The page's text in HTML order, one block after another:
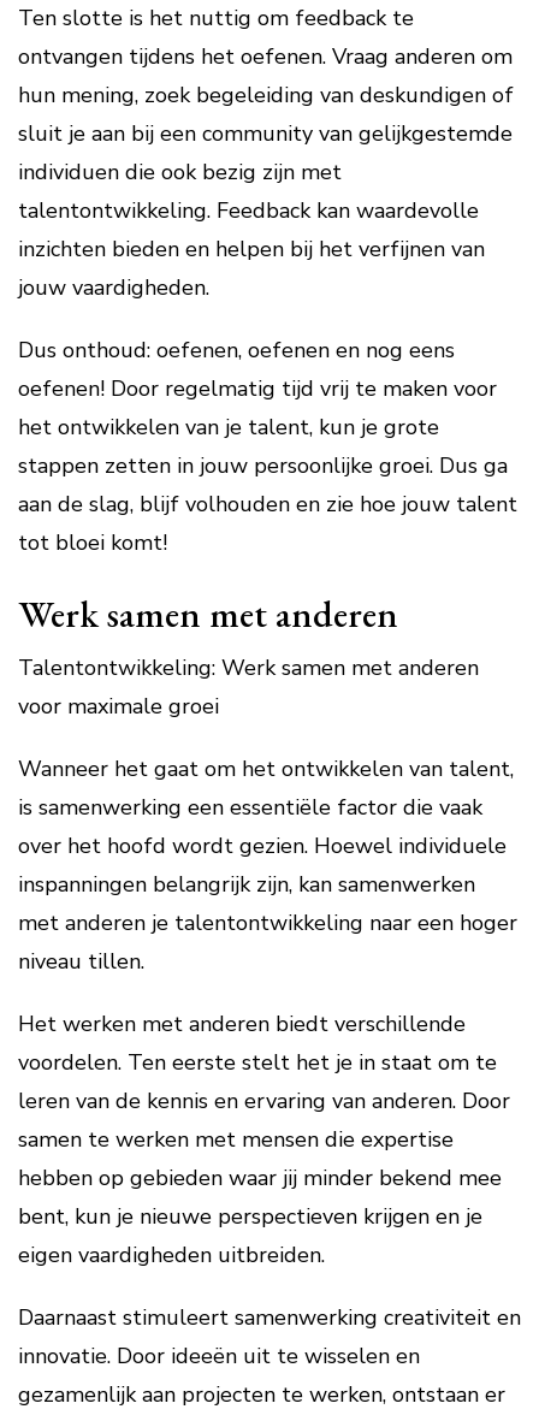
Ten slotte is het nuttig om feedback te
ontvangen tijdens het oefenen. Vraag anderen om
hun mening, zoek begeleiding van deskundigen of
sluit je aan bij een community van gelijkgestemde
individuen die ook bezig zijn met
talentontwikkeling. Feedback kan waardevolle
inzichten bieden en helpen bij het verfijnen van
jouw vaardigheden.
Dus onthoud: oefenen, oefenen en nog eens
oefenen! Door regelmatig tijd vrij te maken voor
het ontwikkelen van je talent, kun je grote
stappen zetten in jouw persoonlijke groei. Dus ga
aan de slag, blijf volhouden en zie hoe jouw talent
tot bloei komt!
Werk samen met anderen
Talentontwikkeling: Werk samen met anderen
voor maximale groei
Wanneer het gaat om het ontwikkelen van talent,
is samenwerking een essentiële factor die vaak
over het hoofd wordt gezien. Hoewel individuele
inspanningen belangrijk zijn, kan samenwerken
met anderen je talentontwikkeling naar een hoger
niveau tillen.
Het werken met anderen biedt verschillende
voordelen. Ten eerste stelt het je in staat om te
leren van de kennis en ervaring van anderen. Door
samen te werken met mensen die expertise
hebben op gebieden waar jij minder bekend mee
bent, kun je nieuwe perspectieven krijgen en je
eigen vaardigheden uitbreiden.
Daarnaast stimuleert samenwerking creativiteit en
innovatie. Door ideeën uit te wisselen en
gezamenlijk aan projecten te werken, ontstaan er